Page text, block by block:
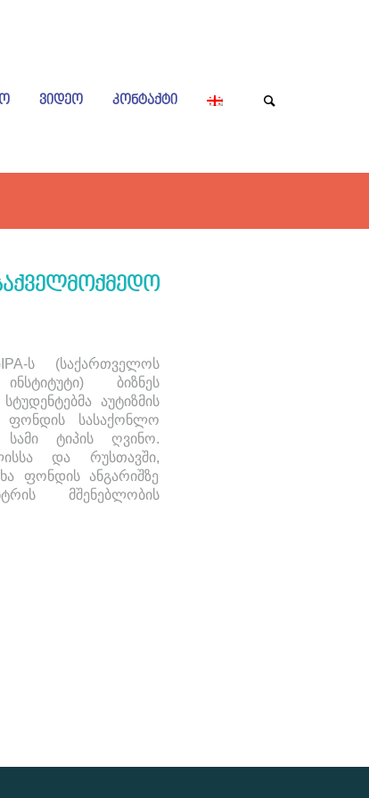
ᲕᲘᲓᲔᲝ ᲙᲝᲜᲢᲐᲥᲢᲘ
ს (საქართველოს
ბიზნეს
აუტიზმის
ფონდის სასაქონლო
სამი ტიპის ღვინო.
და რუსთავში,
ფონდის ანგარიშზე
მშენებლობის